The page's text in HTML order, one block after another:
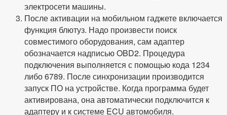
электросети машины.
После активации на мобильном гаджете включается
функция блютуз. Надо произвести поиск
совместимого оборудования, сам адаптер
обозначается надписью OBD2. Процедура
подключения выполняется с помощью кода 1234
либо 6789. После синхронизации производится
запуск ПО на устройстве. Когда программа будет
активирована, она автоматически подключится к
адаптеру и к системе ECU автомобиля.